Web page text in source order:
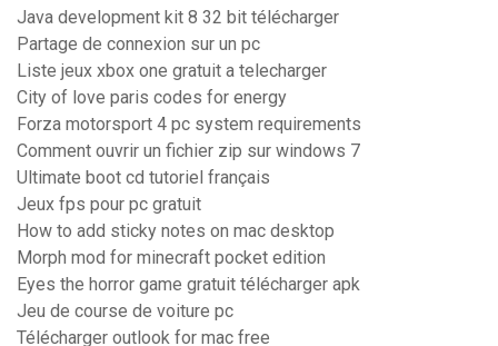
Java development kit 8 32 bit télécharger
Partage de connexion sur un pc
Liste jeux xbox one gratuit a telecharger
City of love paris codes for energy
Forza motorsport 4 pc system requirements
Comment ouvrir un fichier zip sur windows 7
Ultimate boot cd tutoriel français
Jeux fps pour pc gratuit
How to add sticky notes on mac desktop
Morph mod for minecraft pocket edition
Eyes the horror game gratuit télécharger apk
Jeu de course de voiture pc
Télécharger outlook for mac free